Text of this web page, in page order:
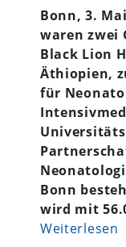
Bonn, 3.
waren zwei
Black Lion
Äthiopien,
für
Bonn
wird mit
Weiterlesen